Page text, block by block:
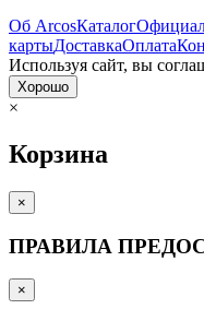
Об ArcosКаталог
картыДоставкаОплата
Используя сайт, вы
Хорошо
×
Корзина
×
ПРАВИЛА
×